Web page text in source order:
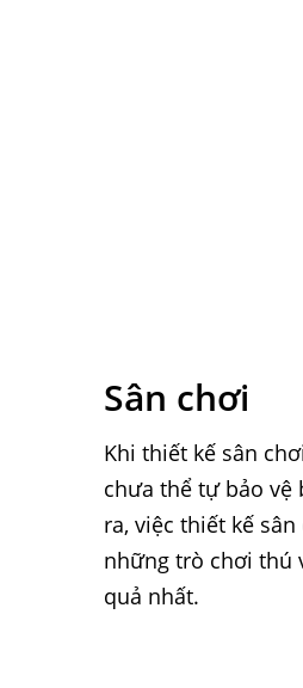
Sân chơi
Khi thiết kế sân
chưa thể tự bảo vệ
ra, việc thiết kế
những trò chơi thú
quả nhất.